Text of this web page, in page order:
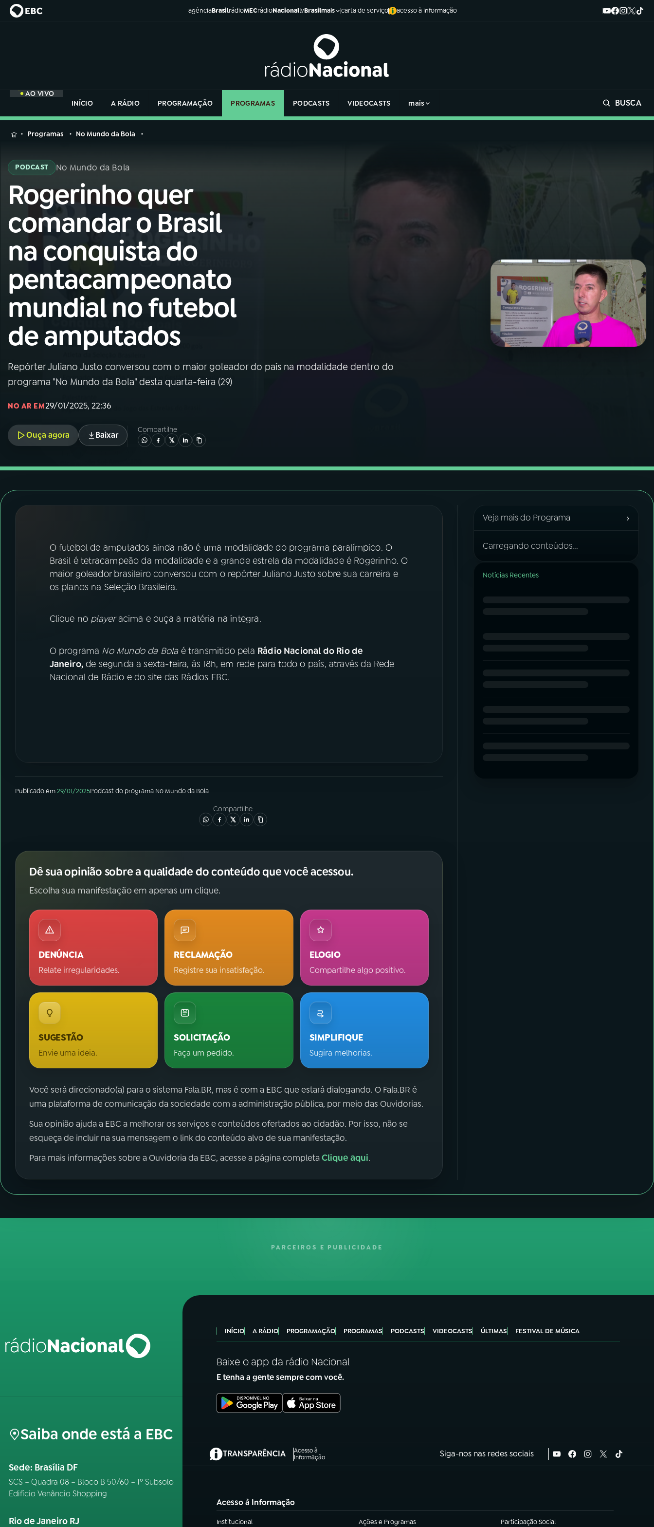
agênciaBrasilrádioMECrádioNacionaltvBrasilmais carta de serviço acesso à informação
AO VIVO
INÍCIO
A RÁDIO PROGRAMAÇÃO PROGRAMAS PODCASTS VIDEOCASTS mais BUSCA
MENU
Buscar
na
Rádio
Nacional
AO VIVO
01 INÍCIO
02A RÁDIO
03 PROGRAMAÇÃO
04PROGRAMAS
06VIDEOCASTS
07ÚLTIMAS
08FESTIVAL DE MÚSICA
Instagram X
na
Rádio
Programas No Mundo da Bola
PODCAST No Mundo da Bola
Rogerinho quer
comandar o Brasil
na conquista do
pentacampeonato
mundial no futebol
de amputados
Repórter Juliano Justo conversou com o maior goleador do país na modalidade dentro do
programa "No Mundo da Bola" desta quarta-feira (29)
NO AR EM29/01/2025, 22:36
Ouça agora Baixar
Compartilhe
O futebol de amputados ainda não é uma modalidade do programa paralímpico. O
Brasil é tetracampeão da modalidade e a grande estrela da modalidade é Rogerinho. O
maior goleador brasileiro conversou com o repórter Juliano Justo sobre sua carreira e
os planos na Seleção Brasileira.
Clique no playeracima e ouça a matéria na íntegra.
O programa No Mundo da Bolaé transmitido pela Rádio Nacional do Rio de
Janeiro,de segunda a sexta-feira, às 18h, em rede para todo o país, através da Rede
Nacional de Rádio e do site das Rádios EBC.
Publicado em29/01/2025Podcastdo programa No Mundo da Bola
Compartilhe
Dê sua opinião sobre a qualidade do conteúdo que você acessou.
Escolha sua manifestação em apenas um clique.
DENÚNCIA
Relate irregularidades.
RECLAMAÇÃO
Registre sua insatisfação.
ELOGIO
Compartilhe algo positivo.
SUGESTÃO
Envie uma ideia.
SOLICITAÇÃO
Faça um pedido.
SIMPLIFIQUE
Sugira melhorias.
Você será direcionado(a) para o sistema Fala.BR, mas é com a EBC que estará dialogando. O Fala.BR é
uma plataforma de comunicação da sociedade com a administração pública, por meio das Ouvidorias.
Sua opinião ajuda a EBC a melhorar os serviços e conteúdos ofertados ao cidadão. Por isso, não se
esqueça de incluir na sua mensagem o link do conteúdo alvo de sua manifestação.
Para mais informações sobre a Ouvidoria da EBC, acesse a página completaClique aqui.
Veja mais do Programa ›
Carregando conteúdos...
Notícias Recentes
PARCEIROS E PUBLICIDADE
Saiba onde está a EBC
Sede: Brasília DF
SCS – Quadra 08 – Bloco B 50/60 – 1º Subsolo
Edifício Venâncio Shopping
Rio de Janeiro RJ
INÍCIO A RÁDIO PROGRAMAÇÃO PROGRAMAS PODCASTS VIDEOCASTS ÚLTIMAS FESTIVAL DE MÚSICA
Baixe o app da rádio Nacional
E tenha a gente sempre com você.
TRANSPARÊNCIA
Acesso à
Informação
(abre em nova aba) Siga-nos nas redes sociais
Acesso à Informação
Institucional
(abre em nova aba) Ações e Programas
(abre em nova aba) Participação Social
(abre em nova aba)